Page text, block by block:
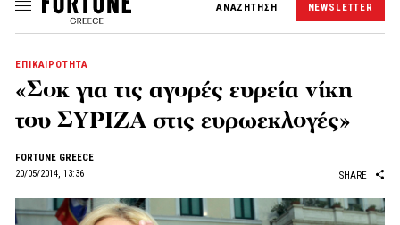
ΑΝΑΖΗΤΗΣΗ NEWSLETTER
ΕΠΙΚΑΙΡΟΤΗΤΑ
«Σοκ για τις αγορές ευρεία νίκη
του ΣΥΡΙΖΑ στις ευρωεκλογές»
FORTUNE GREECE
20/05/2014, 13:36
SHARE